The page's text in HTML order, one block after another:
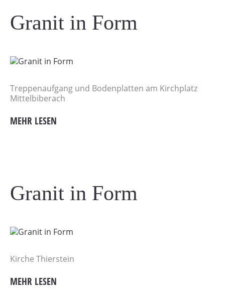
Granit in Form
Treppenaufgang und Bodenplatten am Kirchplatz
Mittelbiberach
MEHR LESEN
Granit in Form
Kirche Thierstein
MEHR LESEN